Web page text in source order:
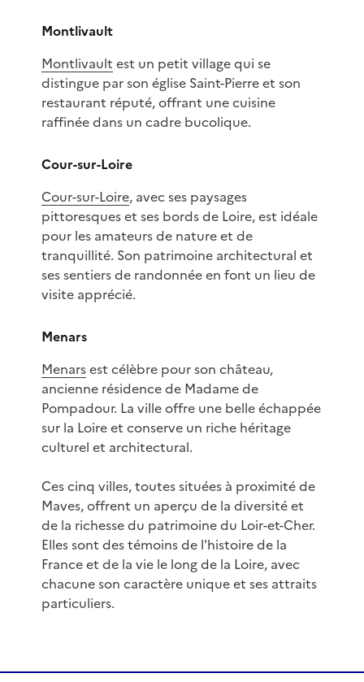
Montlivault
Montlivault est un petit village qui se
distingue par son église Saint-Pierre et son
restaurant réputé, offrant une cuisine
raffinée dans un cadre bucolique.
Cour-sur-Loire
Cour-sur-Loire, avec ses paysages
pittoresques et ses bords de Loire, est idéale
pour les amateurs de nature et de
tranquillité. Son patrimoine architectural et
ses sentiers de randonnée en font un lieu de
visite apprécié.
Menars
Menarsest célèbre pour son château,
ancienne résidence de Madame de
Pompadour. La ville offre une belle échappée
sur la Loire et conserve un riche héritage
culturel et architectural.
Ces cinq villes, toutes situées à proximité de
Maves, offrent un aperçu de la diversité et
de la richesse du patrimoine du Loir-et-Cher.
Elles sont des témoins de l'histoire de la
France et de la vie le long de la Loire, avec
chacune son caractère unique et ses attraits
particuliers.